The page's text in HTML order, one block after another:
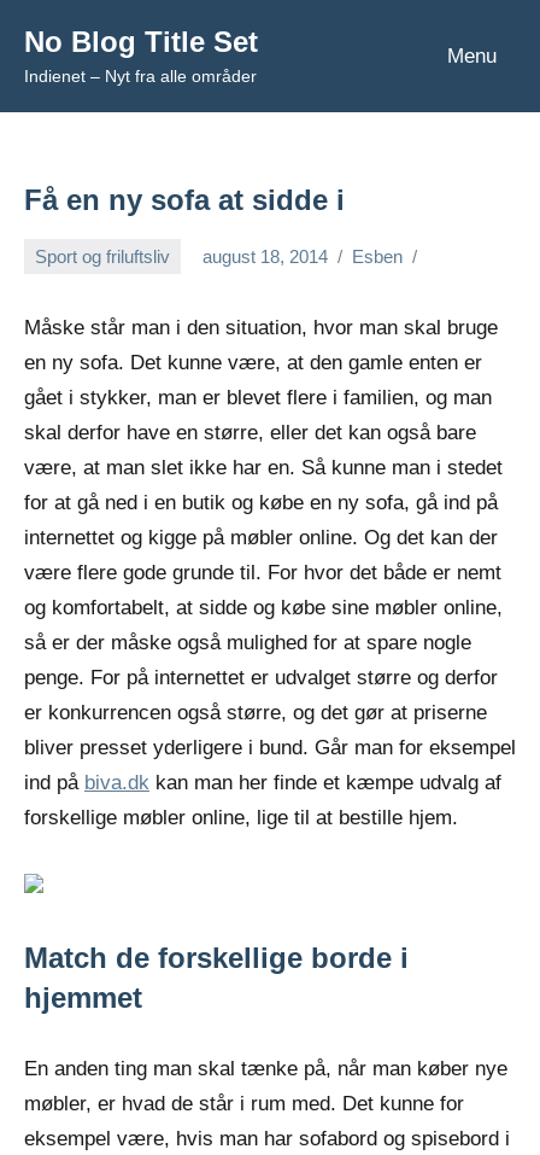
indhold
No Blog Title Set
Indienet – Nyt fra alle områder
Menu
Få en ny sofa at sidde i
Sport og friluftsliv august 18, 2014 Esben
Måske står man i den situation, hvor man skal bruge
en ny sofa. Det kunne være, at den gamle enten er
gået i stykker, man er blevet flere i familien, og man
skal derfor have en større, eller det kan også bare
være, at man slet ikke har en. Såkunne man i stedet
for at gå ned i en butik og købe en ny sofa, gå ind på
internettet og kigge på møbler online. Og det kan der
være flere gode grunde til. For hvor det både er nemt
og komfortabelt, at sidde og købe sine møbler online,
så er der måske også mulighed for at spare nogle
penge. For på internettet er udvalget større og derfor
er konkurrencen også større, og det gør at priserne
bliver presset yderligere i bund. Går man for eksempel
ind på biva.dk kan man her finde et kæmpe udvalg af
forskellige møbler online, lige til at bestille hjem.
Match de forskellige borde i
hjemmet
En anden ting man skal tænke på, når man køber nye
møbler, er hvad de står i rum med. Det kunne for
eksempel være, hvis man har sofabord og spisebord i